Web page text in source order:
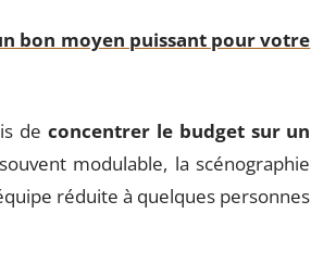
bon moyen puissant pour votre
deconcentrer le budget sur un
modulable, la scénographie
réduite à quelques personnes